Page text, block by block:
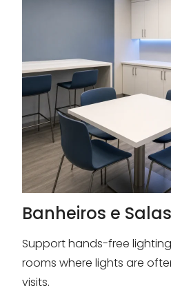
Banheiros e
Support hands-free
rooms where lights are
visits.